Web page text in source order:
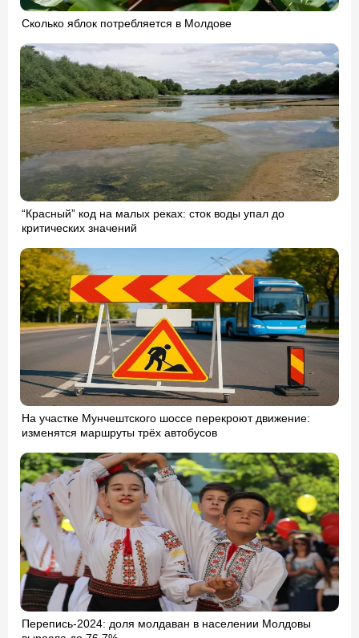
Сколько яблок потребляется в Молдове
“Красный” код на малых реках: сток воды упал до
критических значений
На участке Мунчештского шоссе перекроют движение:
изменятся маршруты трёх автобусов
Перепись-2024: доля молдаван в населении Молдовы